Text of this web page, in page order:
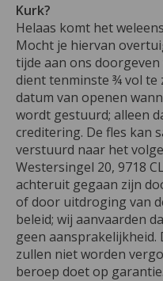
Kurk?
Helaas komt het
Mocht je hiervan
tijde aan ons doorgeven
dient tenminste ¾ vol te
datum van openen
wordt gestuurd; alleen
creditering. De fles kan
verstuurd naar het
Westersingel 20, 9718
achteruit gegaan zijn
of door uitdroging van
beleid; wij aanvaarden
geen
zullen niet worden
beroep doet op garantie.